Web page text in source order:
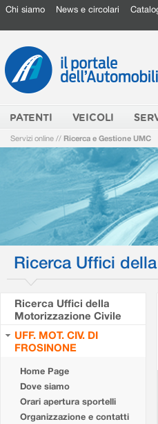
Chi siamo News e circolari
PATENTI VEICOLI
Servizi online // Ricerca e Gestione UMC
Ricerca Uffici
Ricerca Uffici della
Motorizzazione Civile
UFF. MOT. CIV. DI
FROSINONE
Home Page
Dove siamo
Orari apertura sportelli
Organizzazione e contatti